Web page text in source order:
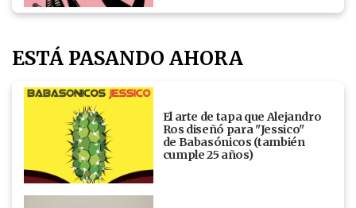
ESTÁ PASANDO AHORA
El arte de tapa que Alejandro
Ros diseñó para "Jessico"
de Babasónicos (también
cumple 25 años)